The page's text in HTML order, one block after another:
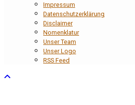
Impressum
Datenschutzerklärung
Disclaimer
Nomenklatur
Unser Team
Unser Logo
RSS Feed